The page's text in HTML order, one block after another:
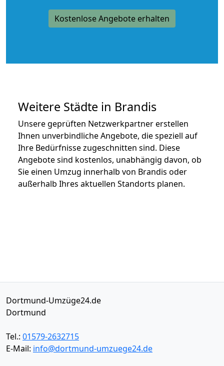
Kostenlose Angebote erhalten
Weitere Städte in Brandis
Unsere geprüften Netzwerkpartner erstellen
Ihnen unverbindliche Angebote, die speziell auf
Ihre Bedürfnisse zugeschnitten sind. Diese
Angebote sind kostenlos, unabhängig davon, ob
Sie einen Umzug innerhalb von Brandis oder
außerhalb Ihres aktuellen Standorts planen.
Dortmund-Umzüge24.de
Dortmund
Tel.: 01579-2632715
E-Mail: info@dortmund-umzuege24.de